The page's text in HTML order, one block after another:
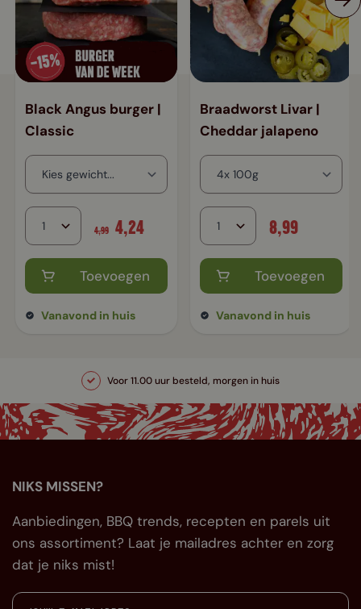
Black Angus burger |
Classic
4,99 4,24
Toevoegen
Vanavond in huis
Braadworst Livar |
Cheddar jalapeno
8,99
Toevoegen
Vanavond in huis
Voor 11.00 uur besteld, morgen in huis
NIKS MISSEN?
Aanbiedingen, BBQ trends, recepten en parels uit
ons assortiment? Laat je mailadres achter en zorg
dat je niks mist!